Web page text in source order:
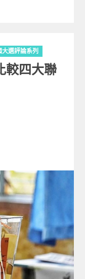
選評論系列
較四大聯